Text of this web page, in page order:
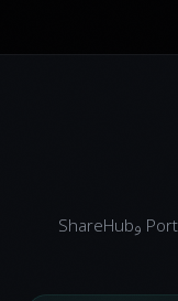
نظام نمو قائم على أربعة ركائز لوكالات السفر: Portal وShareHub